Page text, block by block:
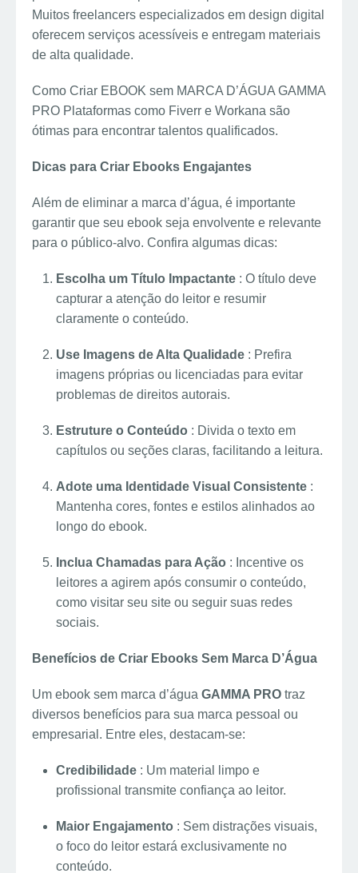
Muitos freelancers especializados em design digital
oferecem serviços acessíveis e entregam materiais
de alta qualidade.
Como Criar EBOOK sem MARCA D’ÁGUA GAMMA
PRO Plataformas como Fiverr e Workana são
ótimas para encontrar talentos qualificados.
Dicas para Criar Ebooks Engajantes
Além de eliminar a marca d’água, é importante
garantir que seu ebook seja envolvente e relevante
para o público-alvo. Confira algumas dicas:
Escolha um Título Impactante : O título deve
capturar a atenção do leitor e resumir
claramente o conteúdo.
Use Imagens de Alta Qualidade : Prefira
imagens próprias ou licenciadas para evitar
problemas de direitos autorais.
Estruture o Conteúdo : Divida o texto em
capítulos ou seções claras, facilitando a leitura.
Adote uma Identidade Visual Consistente :
Mantenha cores, fontes e estilos alinhados ao
longo do ebook.
Inclua Chamadas para Ação : Incentive os
leitores a agirem após consumir o conteúdo,
como visitar seu site ou seguir suas redes
sociais.
Benefícios de Criar Ebooks Sem Marca D’Água
Um ebook sem marca d’água GAMMA PRO traz
diversos benefícios para sua marca pessoal ou
empresarial. Entre eles, destacam-se:
Credibilidade : Um material limpo e
profissional transmite confiança ao leitor.
Maior Engajamento : Sem distrações visuais,
o foco do leitor estará exclusivamente no
conteúdo.